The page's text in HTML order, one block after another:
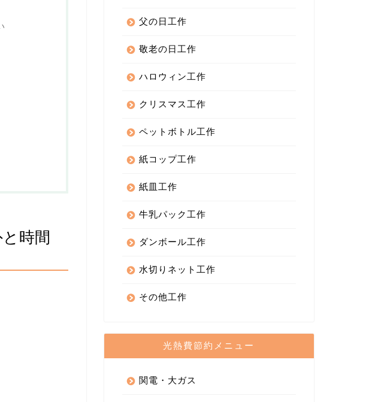
時間
父の日工作
敬老の日工作
ハロウィン工作
クリスマス工作
ペットボトル工作
紙コップ工作
紙皿工作
牛乳パック工作
ダンボール工作
水切りネット工作
その他工作
光熱費節約メニュー
関電・大ガス